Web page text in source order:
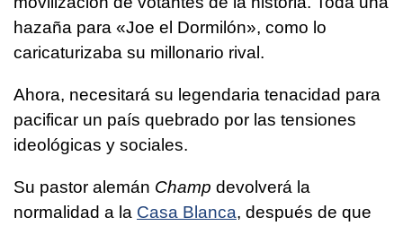
hazaña para «Joe el Dormilón», como lo
caricaturizaba su millonario rival.
Ahora, necesitará su legendaria tenacidad para
pacificar un país quebrado por las tensiones
ideológicas y sociales.
Su pastor alemán Champ devolverá la
normalidad a la Casa Blanca, después de que